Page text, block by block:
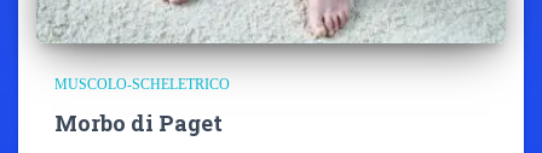
MUSCOLO-SCHELETRICO
Morbo di Paget